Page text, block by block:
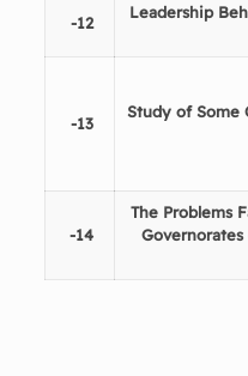
Leadership
12-
Study of Some
13-
The Problems
14-